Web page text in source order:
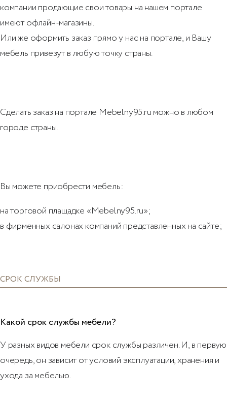
компании продающие свои товары на нашем портале
имеют офлайн-магазины.
Или же оформить заказ прямо у нас на портале, и Вашу
мебель привезут в любую точку страны.
Сделать заказ на портале Mebelny95.ru можно в любом
городе страны.
Вы можете приобрести мебель:
на торговой плащадке «Mebelny95.ru»;
в фирменных салонах компаний представленных на сайте;
СРОК СЛУЖБЫ
Какой срок службы мебели?
У разных видов мебели срок службы различен. И, в первую
очередь, он зависит от условий эксплуатации, хранения и
ухода за мебелью.